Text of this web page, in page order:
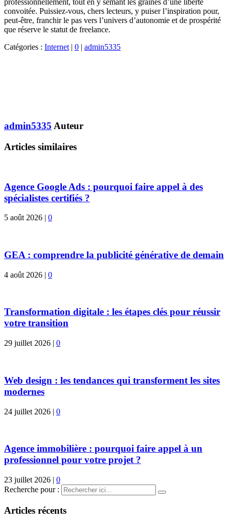
convoitée. Puissiez-vous, chers lecteurs, y puiser l’inspiration pour,
peut-être, franchir le pas vers l’univers d’autonomie et de prospérité
que réserve le statut de freelance.
Catégories : Internet | 0 | admin5335
admin5335 Auteur
Articles similaires
Agence Google Ads : pourquoi faire appel à des
spécialistes certifiés ?
5 août 2026 | 0
GEA : comprendre la publicité générative de demain
4 août 2026 | 0
Transformation digitale : les étapes clés pour réussir
votre transition
29 juillet 2026 | 0
Web design : les tendances qui transforment les sites
modernes
24 juillet 2026 | 0
Agence immobilière : pourquoi faire appel à un
professionnel pour votre projet ?
23 juillet 2026 | 0
Recherche pour :
Articles récents